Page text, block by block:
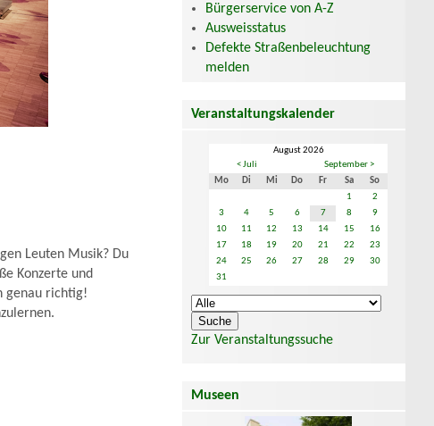
Leuten Musik? Du
Konzerte und
genau richtig!
Bürgerservice von A-Z
Ausweisstatus
Defekte Straßenbeleuchtung
melden
Veranstaltungskalender
August 2026
< Juli
September >
Mo
Di Mi Do Fr Sa
So
1
2
3
4 5 6 7 8
9
10
11 12 13 14 15
16
17
18 19 20 21 22
23
24
25 26 27 28 29
30
31
Zur Veranstaltungssuche
Museen